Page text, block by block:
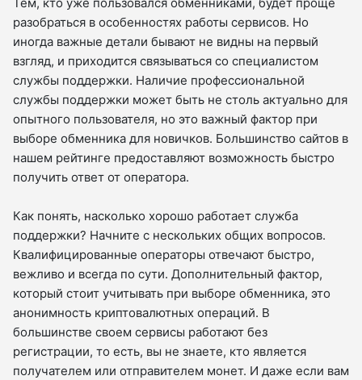
Тем, кто уже пользовался обменниками, будет проще
разобраться в особенностях работы сервисов. Но
иногда важные детали бывают не видны на первый
взгляд, и приходится связываться со специалистом
службы поддержки. Наличие профессиональной
службы поддержки может быть не столь актуально для
опытного пользователя, но это важный фактор при
выборе обменника для новичков. Большинство сайтов в
нашем рейтинге предоставляют возможность быстро
получить ответ от оператора.
Как понять, насколько хорошо работает служба
поддержки? Начните с нескольких общих вопросов.
Квалифицированные операторы отвечают быстро,
вежливо и всегда по сути. Дополнительный фактор,
который стоит учитывать при выборе обменника, это
анонимность криптовалютных операций. В
большинстве своем сервисы работают без
регистрации, то есть, вы не знаете, кто является
получателем или отправителем монет. И даже если вам